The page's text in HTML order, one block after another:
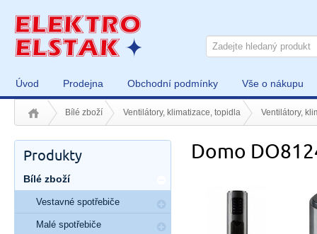
Úvod Prodejna Obchodní podmínky Vše o nákupu
Bílé zboží Ventilátory, klimatizace, topidla Ventilátory,
Domo
Produkty
Bílé zboží
Vestavné spotřebiče
Malé spotřebiče